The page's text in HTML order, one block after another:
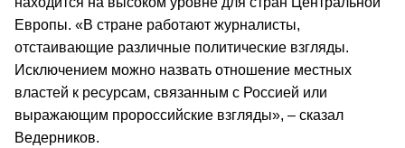
Европы. «В стране работают журналисты,
отстаивающие различные политические взгляды.
Исключением можно назвать отношение местных
властей к ресурсам, связанным с Россией или
выражающим пророссийские взгляды», – сказал
Ведерников.